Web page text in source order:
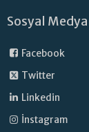
Sosyal Medya
Facebook
Twitter
Linkedin
İnstagram